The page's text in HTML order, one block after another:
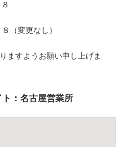
（変更なし）
ますようお願い申し上げま
：名古屋営業所